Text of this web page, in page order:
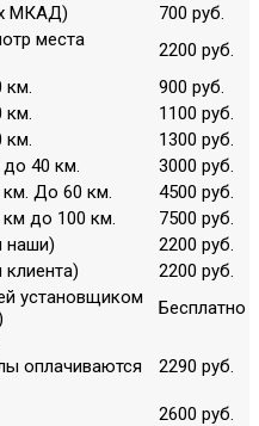
МКАД)
700 руб.
места
2200 руб.
км.
900 руб.
км.
1100 руб.
км.
1300 руб.
40 км.
3000 руб.
До 60 км.
4500 руб.
до 100 км.
7500 руб.
наши)
2200 руб.
2200 руб.
установщиком
Бесплатно
оплачиваются
2290 руб.
2600 руб.